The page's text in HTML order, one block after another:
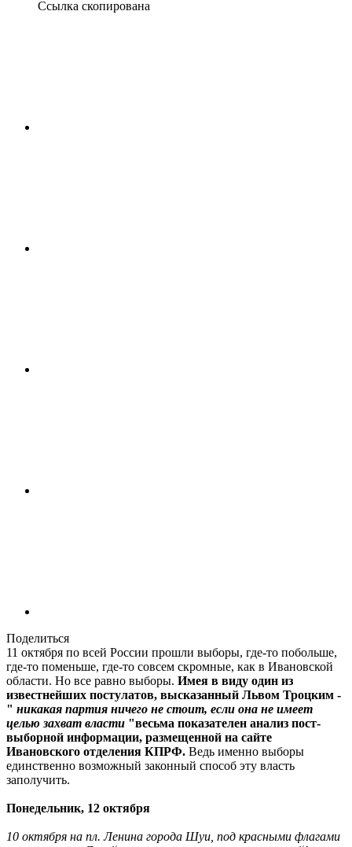
Ссылка скопирована
Поделиться
11 октября по всей России прошли выборы, где-то побольше,
где-то поменьше, где-то совсем скромные, как в Ивановской
области. Но все равно выборы. Имея в виду один из
известнейших постулатов, высказанный Львом Троцким -
" никакая партия ничего не стоит, если она не имеет
целью захват власти "весьма показателен анализ пост-
выборной информации, размещенной на сайте
Ивановского отделения КПРФ. Ведь именно выборы
единственно возможный законный способ эту власть
заполучить.
Понедельник, 12 октября
10 октября на пл. Ленина города Шуи, под красными флагами